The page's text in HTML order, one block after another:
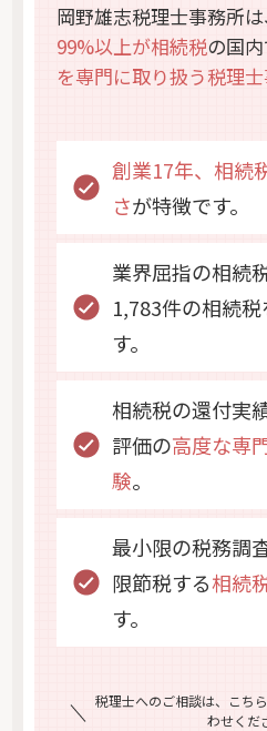
岡野雄志税理士事務所
99%以上が相続税の国
を専門に取り扱う税理
創業17年、相続
さが特徴です。
業界屈指の相続
1,783件の相続
す。
相続税の還付実
評価の高度な専
験。
最小限の税務調
限節税する相続
す。
税理士へのご相談は、こち
わせくだ